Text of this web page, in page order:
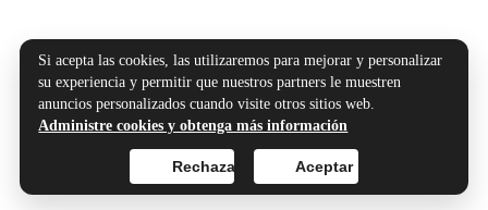
Si acepta las cookies, las utilizaremos para mejorar y personalizar
su experiencia y permitir que nuestros partners le muestren
anuncios personalizados cuando visite otros sitios web.
Administre cookies y obtenga más información
Aceptar
Rechazar